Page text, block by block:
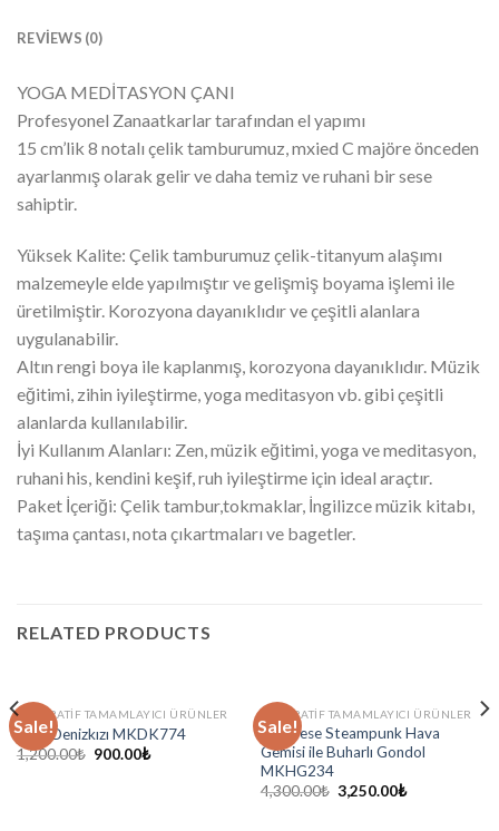
REVIEWS (0)
YOGA MEDİTASYON ÇANI
Profesyonel Zanaatkarlar tarafından el yapımı
15 cm’lik 8 notalı çelik tamburumuz, mxied C majöre önceden
ayarlanmış olarak gelir ve daha temiz ve ruhani bir sese
sahiptir.
Yüksek Kalite: Çelik tamburumuz çelik-titanyum alaşımı
malzemeyle elde yapılmıştır ve gelişmiş boyama işlemi ile
üretilmiştir. Korozyona dayanıklıdır ve çeşitli alanlara
uygulanabilir.
Altın rengi boya ile kaplanmış, korozyona dayanıklıdır. Müzik
eğitimi, zihin iyileştirme, yoga meditasyon vb. gibi çeşitli
alanlarda kullanılabilir.
İyi Kullanım Alanları: Zen, müzik eğitimi, yoga ve meditasyon,
ruhani his, kendini keşif, ruh iyileştirme için ideal araçtır.
Paket İçeriği: Çelik tambur,tokmaklar, İngilizce müzik kitabı,
taşıma çantası, nota çıkartmaları ve bagetler.
RELATED PRODUCTS
Sale!
DEKORATIF TAMAMLAYICI ÜRÜNLER
Taçlı Denizkızı MKDK774
1,200.00₺ 900.00₺
Sale!
DEKORATIF TAMAMLAYICI ÜRÜNLER
Veronese Steampunk Hava
Gemisi ile Buharlı Gondol
MKHG234
4,300.00₺ 3,250.00₺